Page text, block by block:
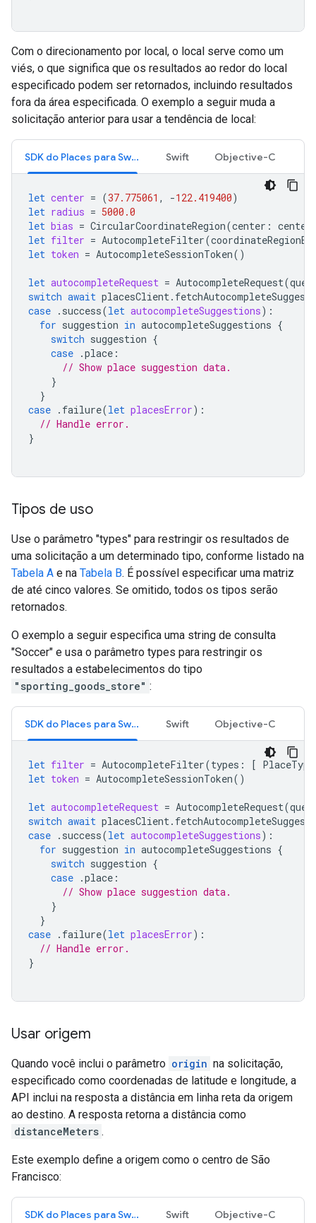
Com o direcionamento por local, o local serve como um
viés, o que significa que os resultados ao redor do local
especificado podem ser retornados, incluindo resultados
fora da área especificada. O exemplo a seguir muda a
solicitação anterior para usar a tendência de local:
SDK do Places para Swift Swift Objective-C
let center = (37.775061 , -122.419400)
let radius = 5000.0
let bias = CircularCoordinateRegion(center : center
let filter = AutocompleteFilter(
let token = AutocompleteSessionToken()
let autocompleteRequest = AutocompleteRequest(
switch await placesClient .
case . success(let autocompleteSuggestions):
for suggestion in autocompleteSuggestions {
switch suggestion {
case .place :
// Show place suggestion data.
}
}
case . failure(let placesError):
// Handle error.
}
Tipos de uso
Use o parâmetro "types" para restringir os resultados de
uma solicitação a um determinado tipo, conforme listado na
Tabela A e na Tabela B. É possível especificar uma matriz
de até cinco valores. Se omitido, todos os tipos serão
retornados.
O exemplo a seguir especifica uma string de consulta
"Soccer" e usa o parâmetro types para restringir os
resultados a estabelecimentos do tipo
"sporting_goods_store" :
SDK do Places para Swift Swift Objective-C
let filter = AutocompleteFilter(types : [ PlaceType
let token = AutocompleteSessionToken()
let autocompleteRequest = AutocompleteRequest(
switch await placesClient .
case . success(let autocompleteSuggestions):
for suggestion in autocompleteSuggestions {
switch suggestion {
case .place :
// Show place suggestion data.
}
}
case . failure(let placesError):
// Handle error.
}
Usar origem
Quando você inclui o parâmetro origin na solicitação,
especificado como coordenadas de latitude e longitude, a
API inclui na resposta a distância em linha reta da origem
ao destino. A resposta retorna a distância como
distanceMeters .
Este exemplo define a origem como o centro de São
Francisco:
SDK do Places para Swift Swift Objective-C